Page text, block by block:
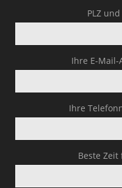
PLZ
Ihre E-Mail-
Ihre
Beste